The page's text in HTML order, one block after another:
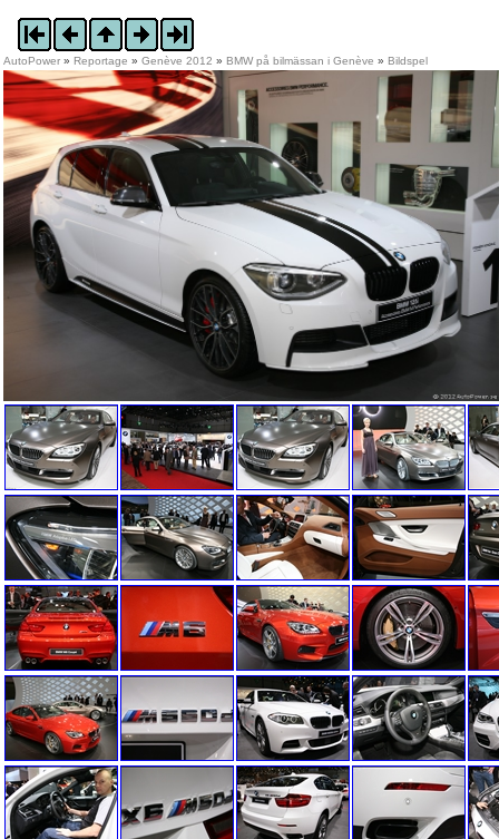
AutoPower » Reportage »Genève 2012 » BMW på bilmässan i Genève » Bildspel